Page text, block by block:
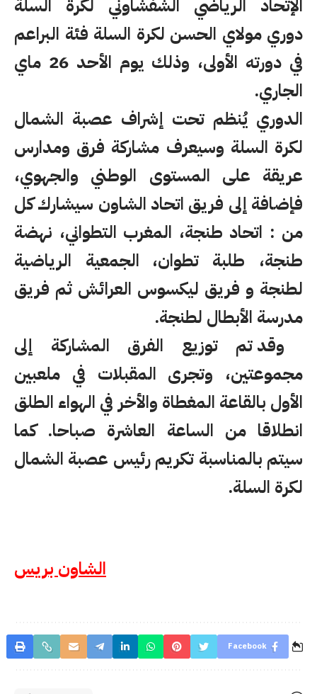
الإتحاد الرياضي الشفشاوني لكرة السلة
دوري مولاي الحسن لكرة السلة فئة البراعم
في دورته الأولى، وذلك يوم الأحد 26 ماي
الجاري.
الدوري يُنظم تحت إشراف عصبة الشمال
لكرة السلة وسيعرف مشاركة فرق ومدارس
عريقة على المستوى الوطني والجهوي،
فإضافة إلى فريق اتحاد الشاون سيشارك كل
من : اتحاد طنجة، المغرب التطواني، نهضة
طنجة، طلبة تطوان، الجمعية الرياضية
لطنجة و فريق ليكسوس العرائش ثم فريق
مدرسة الأبطال لطنجة.
وقد تم توزيع الفرق المشاركة إلى
مجموعتين، وتجرى المقبلات في ملعبين
الأول بالقاعة المغطاة والأخر في الهواء الطلق
انطلاقا من الساعة العاشرة صباحا.كما
سيتم بالمناسبة تكريم رئيس عصبة الشمال
لكرة السلة.
الشاون بريس
Facebook